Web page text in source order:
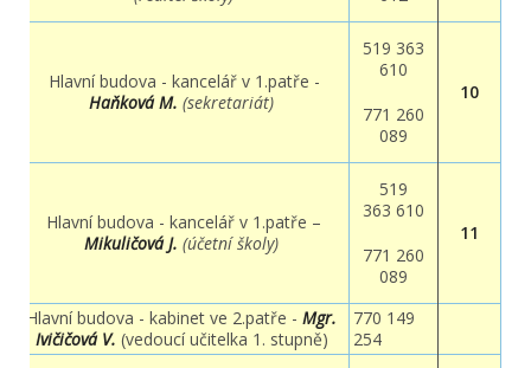
Hlavní budova - kancelář v 1.patře -
Haňková M. (sekretariát)
519 363
610
771 260
089
10
Hlavní budova - kancelář v 1.patře –
Mikuličová J. (účetní školy)
519
363 610
771 260
089
11
Hlavní budova - kabinet ve 2.patře - Mgr.
Ivičičová V. (vedoucí učitelka 1. stupně)
770 149
254